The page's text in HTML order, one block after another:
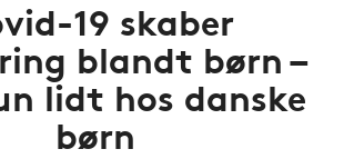
19 skaber
blandt børn –
lidt hos danske
børn